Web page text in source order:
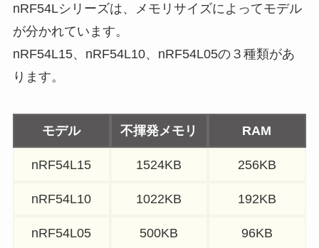
nRF54Lシリーズは、メモリサイズによってモデル
が分かれています。
nRF54L15、nRF54L10、nRF54L05の３種類があ
ります。
モデル 不揮発メモリ RAM
nRF54L15 1524KB 256KB
nRF54L10 1022KB 192KB
nRF54L05 500KB 96KB